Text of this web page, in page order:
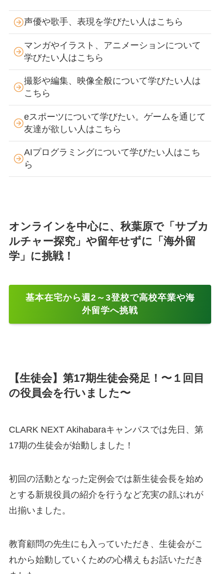
声優や歌手、表現を学びたい人はこちら
マンガやイラスト、アニメーションについて
学びたい人はこちら
撮影や編集、映像全般について学びたい人は
こちら
eスポーツについて学びたい。ゲームを通じて
友達が欲しい人はこちら
AIプログラミングについて学びたい人はこち
ら
オンラインを中心に、秋葉原で「サブカ
ルチャー探究」や留年せずに「海外留
学」に挑戦！
基本在宅から週2～3登校で高校卒業や海
外留学へ挑戦
【生徒会】第17期生徒会発足！〜１回目
の役員会を行いました〜
CLARK NEXT Akihabaraキャンパスでは先日、第
17期の生徒会が始動しました！
初回の活動となった定例会では新生徒会長を始め
とする新規役員の紹介を行うなど充実の顔ぶれが
出揃いました。
教育顧問の先生にも入っていただき、生徒会がこ
れから始動していくための心構えもお話いただき